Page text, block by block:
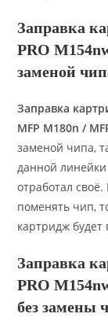
Заправка
PRO
заменой
Заправка
MFP M180n /
заменой чипа,
данной
отработал
поменять чип,
картридж будет
Заправка
PRO
без замены